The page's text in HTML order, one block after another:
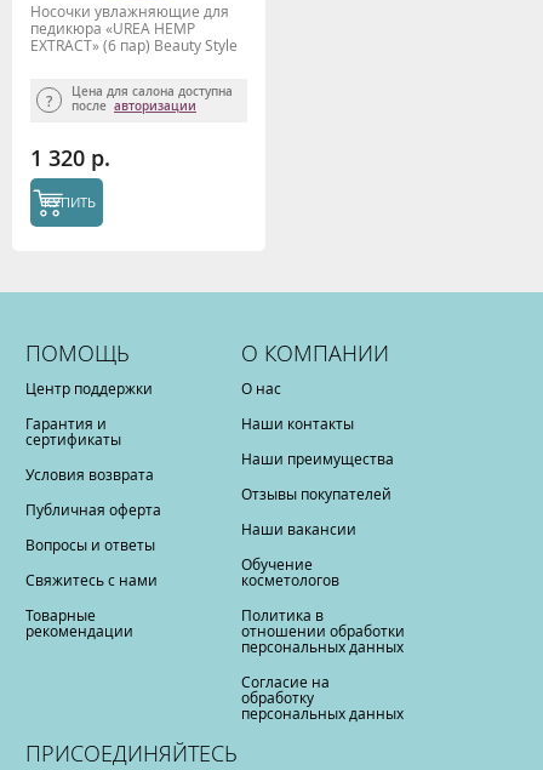
Носочки увлажняющие для
педикюра «UREA HEMP
EXTRACT» (6 пар) Beauty Style
Цена для салона доступна
после авторизации
1 320 р.
КУПИТЬ
ПОМОЩЬ
Центр поддержки
Гарантия и
сертификаты
Условия возврата
Публичная оферта
Вопросы и ответы
Свяжитесь с нами
Товарные
рекомендации
О КОМПАНИИ
О нас
Наши контакты
Наши преимущества
Отзывы покупателей
Наши вакансии
Обучение
косметологов
Политика в
отношении обработки
персональных данных
Согласие на
обработку
персональных данных
ПРИСОЕДИНЯЙТЕСЬ